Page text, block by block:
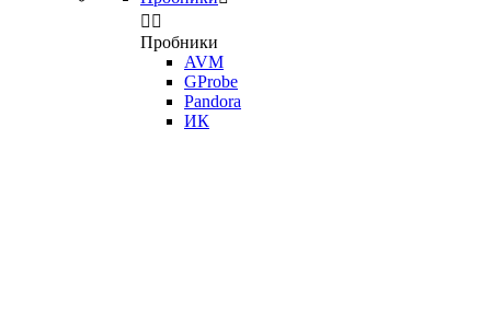
 
Пробники
AVM
GProbe
Pandora
ИК